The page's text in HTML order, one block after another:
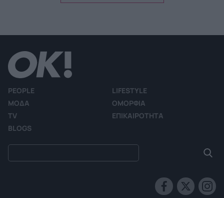
PEOPLE
LIFESTYLE
ΜΟΔΑ
ΟΜΟΡΦΙΑ
TV
ΕΠΙΚΑΙΡΟΤΗΤΑ
BLOGS